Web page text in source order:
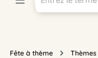
Fête à thème